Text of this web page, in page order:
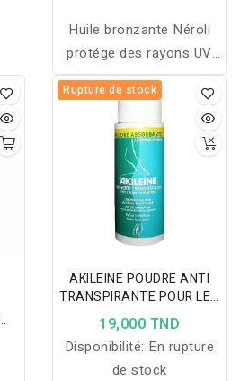
Huile bronzante Néroli
protége des rayons UV
du soleil tout en
stimulant le bronzage
naturel.
Rupture de stock
AKILEINE POUDRE ANTI
TRANSPIRANTE POUR LES
PIEDS 75G
19,000 TND
Disponibilité: En rupture
de stock